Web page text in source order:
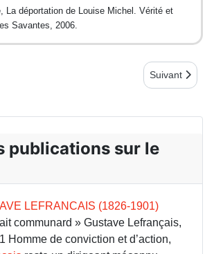
La déportation de Louise Michel. Vérité et
Savantes, 2006.
: Notes de lecture 2e trimestre 2020Article
Suivant
publications sur le
LEFRANCAIS (1826-1901)
communard » Gustave Lefrançais,
Homme de conviction et d’action,